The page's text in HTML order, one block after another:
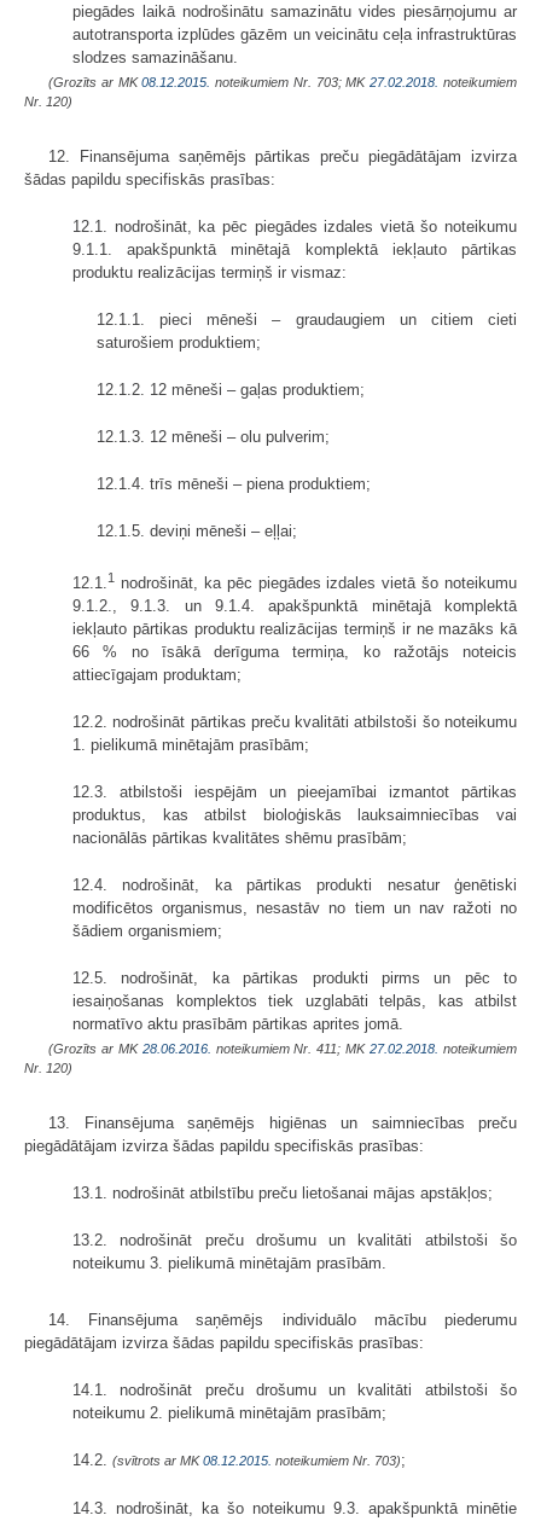
piegādes laikā nodrošinātu samazinātu vides piesārņojumu ar
autotransporta izplūdes gāzēm un veicinātu ceļa infrastruktūras
slodzes samazināšanu.
(Grozīts ar MK08.12.2015. noteikumiem Nr. 703; MK27.02.2018. noteikumiem
Nr. 120)
12. Finansējuma saņēmējs pārtikas preču piegādātājam izvirza
šādas papildu specifiskās prasības:
12.1. nodrošināt, ka pēc piegādes izdales vietā šo noteikumu
9.1.1. apakšpunktā minētajā komplektā iekļauto pārtikas
produktu realizācijas termiņš ir vismaz:
12.1.1. pieci mēneši – graudaugiem un citiem cieti
saturošiem produktiem;
12.1.2. 12 mēneši – gaļas produktiem;
12.1.3. 12 mēneši – olu pulverim;
12.1.4. trīs mēneši – piena produktiem;
12.1.5. deviņi mēneši – eļļai;
12.1.1
nodrošināt, ka pēc piegādes izdales vietā šo noteikumu
9.1.2., 9.1.3. un 9.1.4. apakšpunktā minētajā komplektā
iekļauto pārtikas produktu realizācijas termiņš ir ne mazāks kā
66 % no īsākā derīguma termiņa, ko ražotājs noteicis
attiecīgajam produktam;
12.2. nodrošināt pārtikas preču kvalitāti atbilstoši šo noteikumu
1. pielikumā minētajām prasībām;
12.3. atbilstoši iespējām un pieejamībai izmantot pārtikas
produktus, kas atbilst bioloģiskās lauksaimniecības vai
nacionālās pārtikas kvalitātes shēmu prasībām;
12.4. nodrošināt, ka pārtikas produkti nesatur ģenētiski
modificētos organismus, nesastāv no tiem un nav ražoti no
šādiem organismiem;
12.5. nodrošināt, ka pārtikas produkti pirms un pēc to
iesaiņošanas komplektos tiek uzglabāti telpās, kas atbilst
normatīvo aktu prasībām pārtikas aprites jomā.
(Grozīts ar MK 28.06.2016. noteikumiem Nr. 411; MK27.02.2018. noteikumiem
Nr. 120)
13. Finansējuma saņēmējs higiēnas un saimniecības preču
piegādātājam izvirza šādas papildu specifiskās prasības:
13.1. nodrošināt atbilstību preču lietošanai mājas apstākļos;
13.2. nodrošināt preču drošumu un kvalitāti atbilstoši šo
noteikumu 3. pielikumā minētajām prasībām.
14. Finansējuma saņēmējs individuālo mācību piederumu
piegādātājam izvirza šādas papildu specifiskās prasības:
14.1. nodrošināt preču drošumu un kvalitāti atbilstoši šo
noteikumu 2. pielikumā minētajām prasībām;
14.2. (svītrots ar MK08.12.2015. noteikumiem Nr. 703);
14.3. nodrošināt, ka šo noteikumu 9.3. apakšpunktā minētie